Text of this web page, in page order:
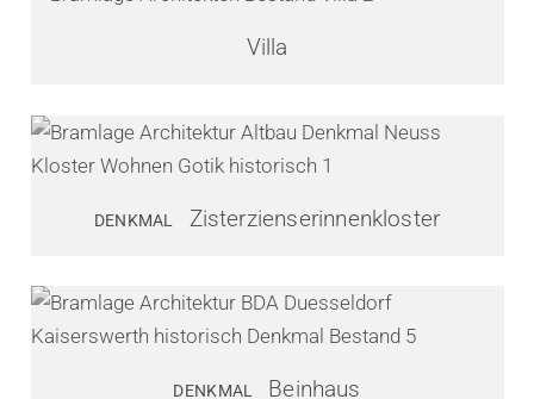
Villa
DENKMAL Zisterzienserinnenkloster
DENKMAL Beinhaus